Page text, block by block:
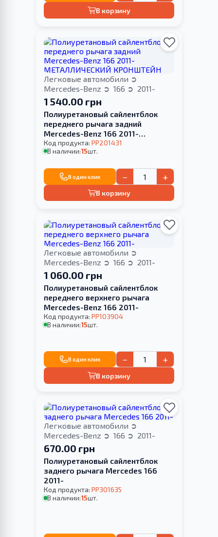
В корзину
Легковые автомобили
Mercedes-Benz
166 2011-
1 540.00 грн
Полиуретановый сайлентблок
переднего рычага задний
Mercedes-Benz 166 2011-
МЕТАЛЛИЧЕСКИЙ КРОНШТЕЙН
Код продукта: PP201431
В наличии:15шт.
В один клик − +
В корзину
Легковые автомобили
Mercedes-Benz
166 2011-
1 060.00 грн
Полиуретановый сайлентблок
переднего верхнего рычага
Mercedes-Benz 166 2011-
Код продукта: PP103904
В наличии:15шт.
В один клик − +
В корзину
Легковые автомобили
Mercedes-Benz
166 2011-
670.00 грн
Полиуретановый сайлентблок
заднего рычага Merсedes 166
2011-
Код продукта: PP301635
В наличии:15шт.